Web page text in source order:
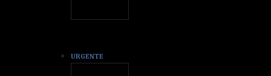
URGENTE